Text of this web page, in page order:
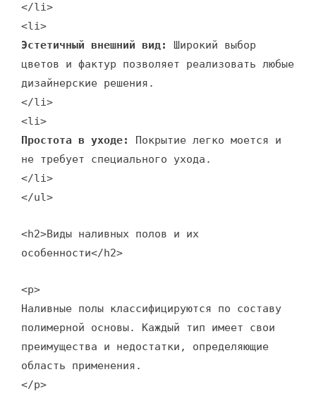
</li>
<li>
Эстетичный внешний вид:
Широкий выбор
цветов и фактур позволяет реализовать любые
дизайнерские решения.
</li>
<li>
Простота в уходе:
Покрытие легко моется и
не требует специального ухода.
</li>
</ul>
<h2>Виды наливных полов и их
особенности</h2>
<p>
Наливные полы классифицируются по составу
полимерной основы. Каждый тип имеет свои
преимущества и недостатки, определяющие
область применения.
</p>